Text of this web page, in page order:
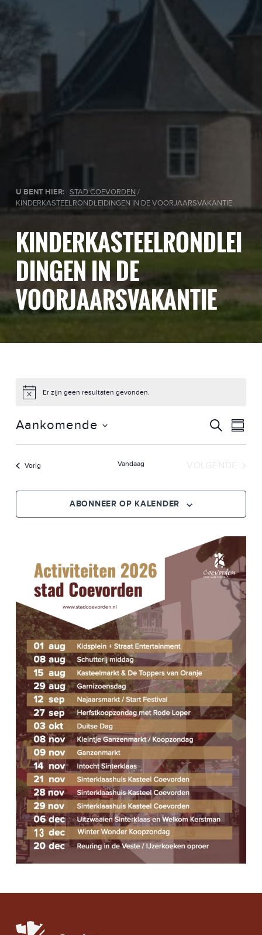
U BENT HIER: STAD COEVORDEN /
KINDERKASTEELRONDLEIDINGEN IN DE VOORJAARSVAKANTIE
KINDERKASTEELRONDLEI
DINGEN IN DE
VOORJAARSVAKANTIE
Er zijn geen resultaten gevonden.
E
V
N
E
M
E
E
N
Z
O
E
K
E
N
E
N
W
ZOEKEN
E
V
E
M
E
T
W
E
E
A
V
E
N
N
A
V
I
G
A
I
Aankomende
Selecteer
VorigEvenementen Vandaag
ABONNEER OP KALENDER
Skip back to main navigation
LOCAL WEATHER